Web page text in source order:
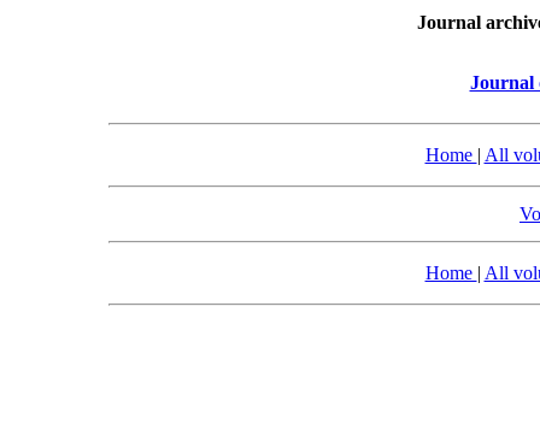
Journal
Journal
Home | All
Home | All